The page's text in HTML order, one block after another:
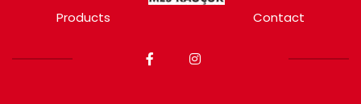
Products
Contact